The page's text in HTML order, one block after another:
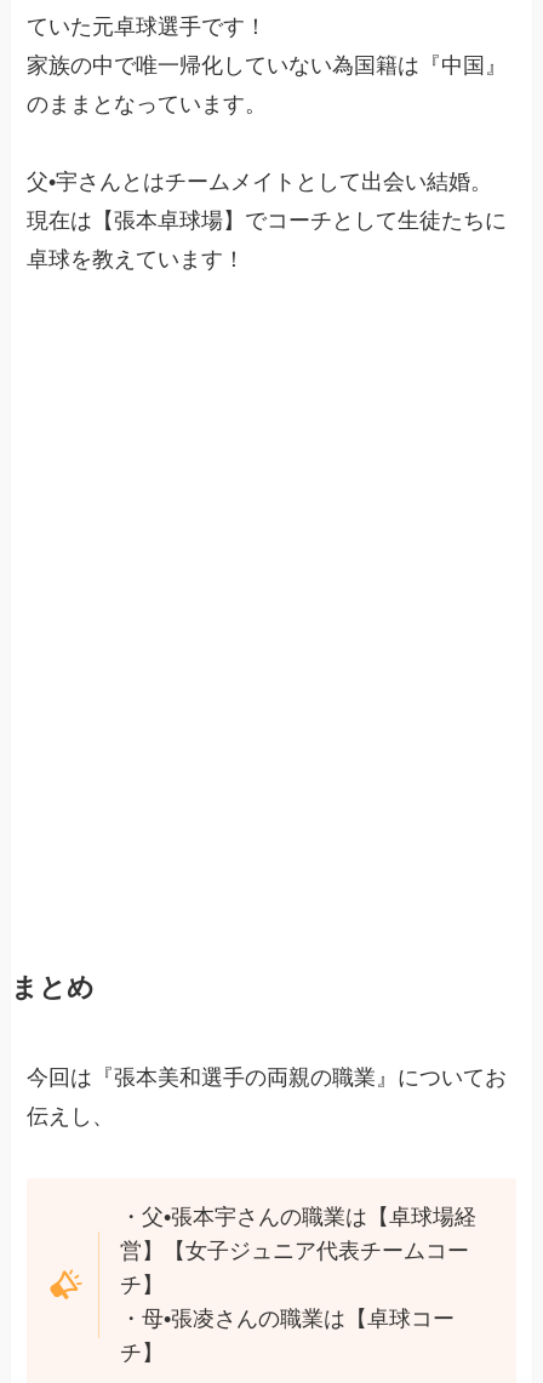
ていた元卓球選手です！
家族の中で唯一帰化していない為国籍は『中国』
のままとなっています。
父•宇さんとはチームメイトとして出会い結婚。
現在は【張本卓球場】でコーチとして生徒たちに
卓球を教えています！
まとめ
今回は『張本美和選手の両親の職業』についてお
伝えし、
・父•張本宇さんの職業は【卓球場経
営】【女子ジュニア代表チームコー
チ】
・母•張凌さんの職業は【卓球コー
チ】